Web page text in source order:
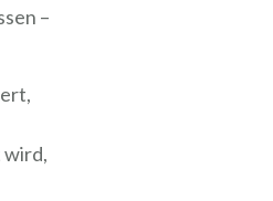
–
wird,